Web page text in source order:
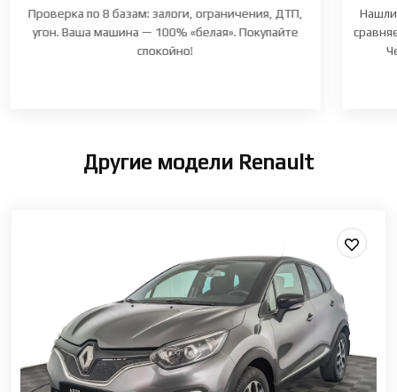
Проверка по 8 базам: залоги, ограничения, ДТП,
угон. Ваша машина — 100% «белая». Покупайте
спокойно!
Другие модели Renault